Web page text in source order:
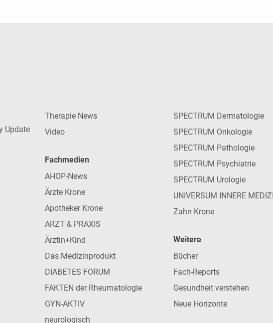
Update
Therapie News
Video
Fachmedien
AHOP-News
Ärzte Krone
Apotheker Krone
ARZT & PRAXIS
Ärztin+Kind
Das Medizinprodukt
DIABETES FORUM
FAKTEN der Rheumatologie
GYN-AKTIV
neurologisch
SPECTRUM Dermatologie
SPECTRUM Onkologie
SPECTRUM Pathologie
SPECTRUM Psychiatrie
SPECTRUM Urologie
UNIVERSUM INNERE
Zahn Krone
Weitere
Bücher
Fach-Reports
Gesundheit verstehen
Neue Horizonte